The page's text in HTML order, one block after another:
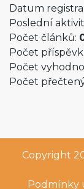
Datum
Poslední
Počet článků:
Počet
Počet
Počet
Copyright
Podmínky